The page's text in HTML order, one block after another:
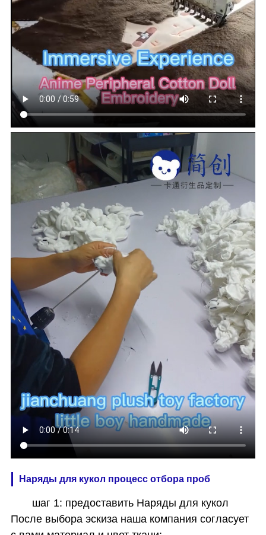
Наряды для кукол процесс отбора проб
шаг 1: предоставить Наряды для кукол
После выбора эскиза наша компания согласует